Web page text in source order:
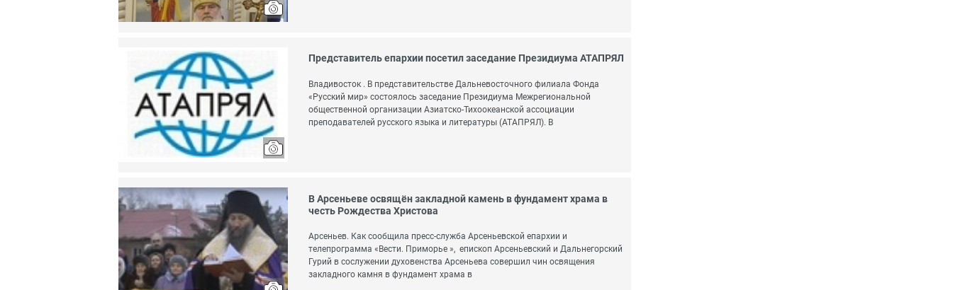
Представитель епархии посетил заседание Президиума АТАПРЯЛ
Владивосток . В представительстве Дальневосточного филиала Фонда
«Русский мир» состоялось заседание Президиума Межрегиональной
общественной организации Азиатско-Тихоокеанской ассоциации
преподавателей русского языка и литературы (АТАПРЯЛ). В
В Арсеньеве освящён закладной камень в фундамент храма в
честь Рождества Христова
Арсеньев. Как сообщила пресс-служба Арсеньевской епархии и
телепрограмма «Вести. Приморье », епископ Арсеньевский и Дальнегорский
Гурий в сослужении духовенства Арсеньева совершил чин освящения
закладного камня в фундамент храма в